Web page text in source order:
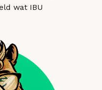
wat IBU